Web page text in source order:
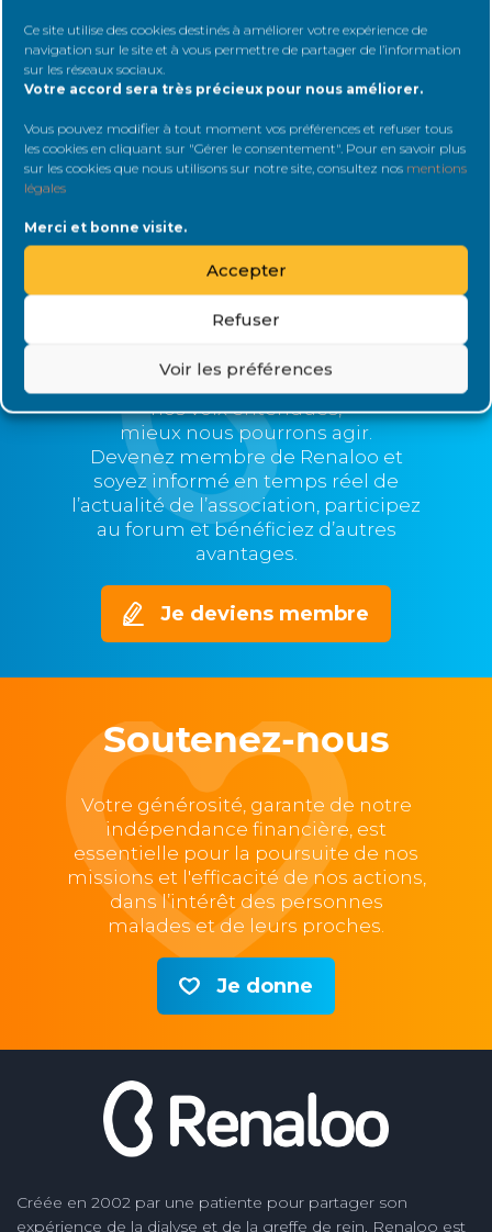
Ce site utilise des cookies destinés à améliorer votre expérience de
navigation sur le site et à vous permettre de partager de l’information
sur les réseaux sociaux.
Votre accord sera très précieux pour nous améliorer.
Vous pouvez modifier à tout moment vos préférences et refuser tous
les cookies en cliquant sur "Gérer le consentement". Pour en savoir plus
sur les cookies que nous utilisons sur notre site, consultez nos mentions
légales
Merci et bonne visite.
Accepter
Refuser
Voir les préférences
Rester connecté
Connexion
Rejoignez Renaloo
Plus nous serons nombreux,
plus nous serons représentatifs et
nos voix entendues,
mieux nous pourrons agir.
Devenez membre de Renaloo et
soyez informé en temps réel de
l’actualité de l’association, participez
au forum et bénéficiez d’autres
avantages.
Je deviens membre
Soutenez-nous
Votre générosité, garante de notre
indépendance financière, est
essentielle pour la poursuite de nos
missions et l'efficacité de nos actions,
dans l’intérêt des personnes
malades et de leurs proches.
Je donne
Créée en 2002 par une patiente pour partager son
expérience de la dialyse et de la greffe de rein, Renaloo est